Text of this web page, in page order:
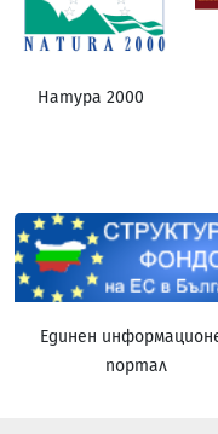
Натура 2000
Единен
портал